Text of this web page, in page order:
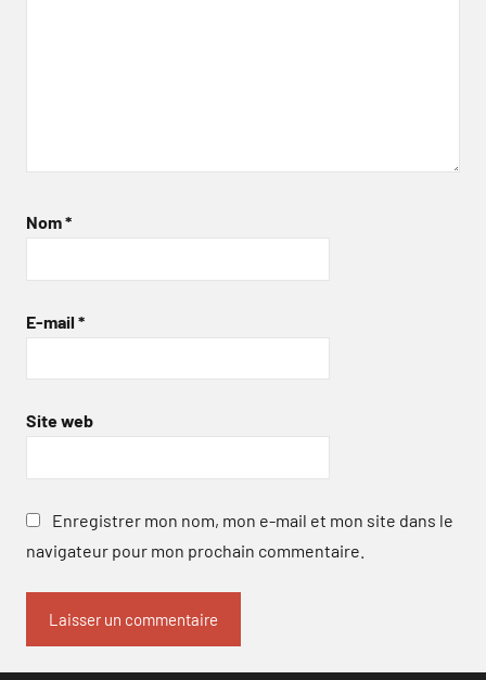
Nom*
E-mail *
Site web
Enregistrer mon nom, mon e-mail et mon site dans le
navigateur pour mon prochain commentaire.